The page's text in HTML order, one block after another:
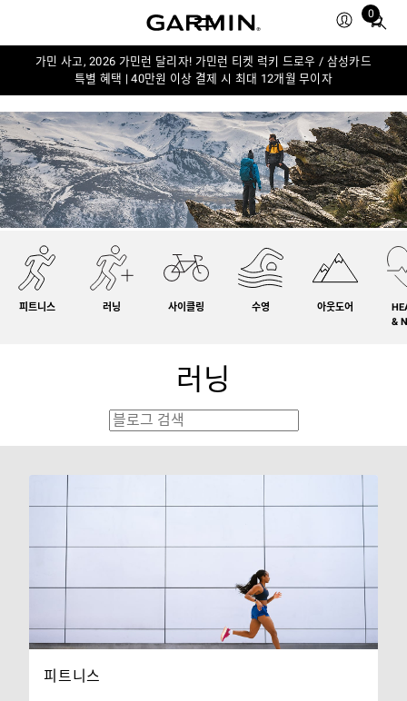
0
Total
in
가민 사고, 2026 가민런 달리자! 가민런 티켓 럭키 드로우 / 삼성카드
특별 혜택 | 40만원 이상 결제 시 최대 12개월 무이자
피트니스 러닝 사이클링 수영 아웃도어
&
러닝
피트니스